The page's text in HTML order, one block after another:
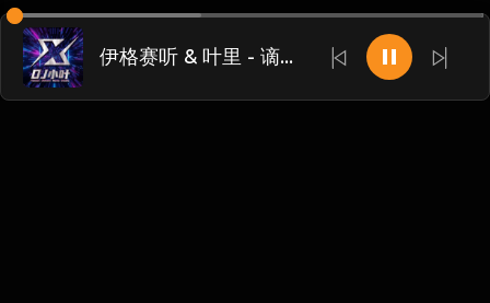
伊格赛听 & 叶里 - 谪仙 (DJ阿星&海南DJ茂 ProgHouse Mix国语女)